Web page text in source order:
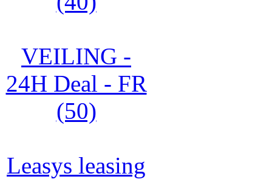
VEILING -
24H Deal - FR
(50)
Leasys leasing